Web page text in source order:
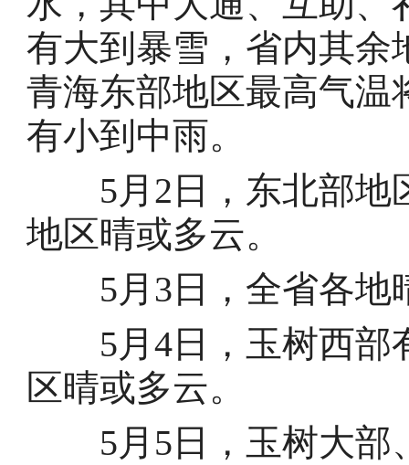
有大到暴雪，省内其余
青海东部地区最高气温
有小到中雨。
5月2日，东北部地
地区晴或多云。
5月3日，全省各地
5月4日，玉树西部
区晴或多云。
5月5日，玉树大部